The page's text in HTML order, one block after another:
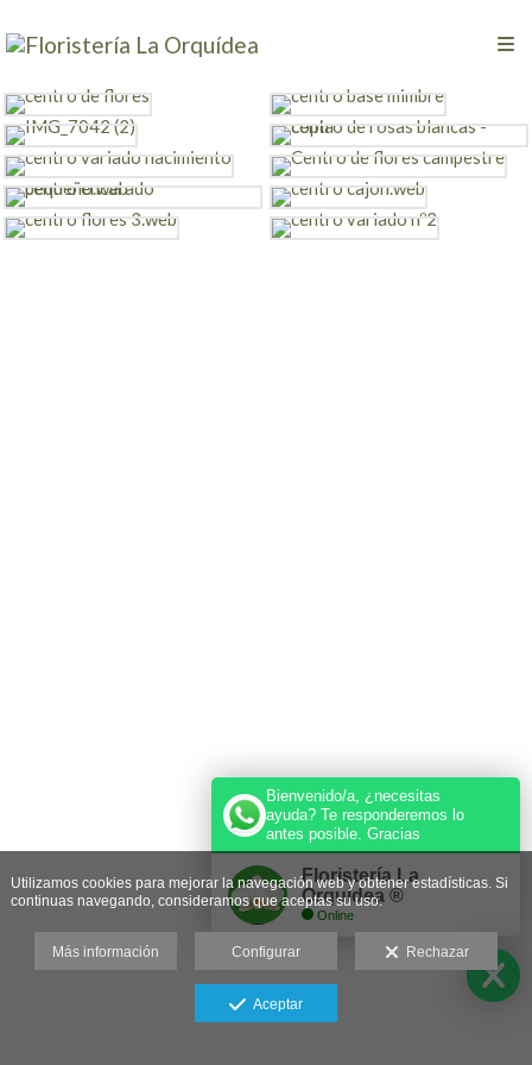
Utilizamos cookies para mejorar la navegación web y obtener estadísticas. Si
continuas navegando, consideramos que aceptas su uso.
Más información Configurar Rechazar
Aceptar
Bienvenido/a, ¿necesitas
ayuda? Te responderemos lo
antes posible. Gracias
Floristería La
Orquídea ®️
Online